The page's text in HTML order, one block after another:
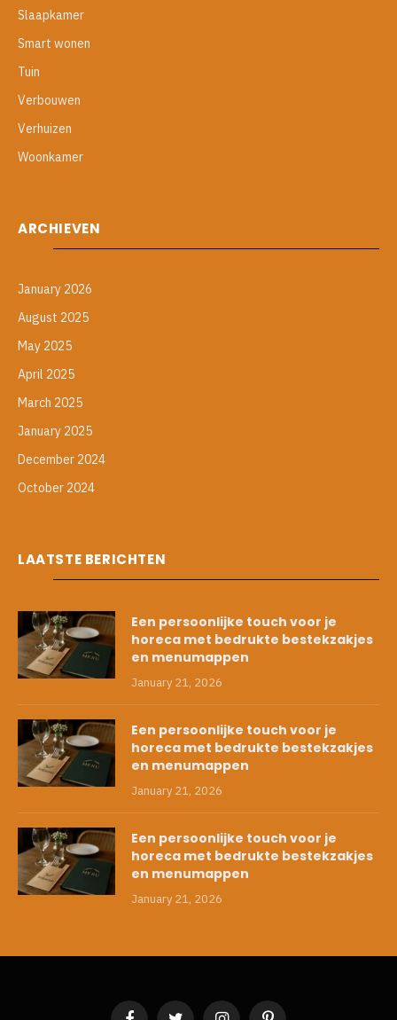
Slaapkamer
Smart wonen
Tuin
Verbouwen
Verhuizen
Woonkamer
ARCHIEVEN
January 2026
August 2025
May 2025
April 2025
March 2025
January 2025
December 2024
October 2024
LAATSTE BERICHTEN
Een persoonlijke touch voor je
horeca met bedrukte bestekzakjes
en menumappen
January 21, 2026
Een persoonlijke touch voor je
horeca met bedrukte bestekzakjes
en menumappen
January 21, 2026
Een persoonlijke touch voor je
horeca met bedrukte bestekzakjes
en menumappen
January 21, 2026